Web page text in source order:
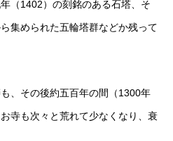
（1402）の刻銘のある石塔、そ
集められた五輪塔群などか残って
、その後約五百年の間（1300年
寺も次々と荒れて少なくなり、衰